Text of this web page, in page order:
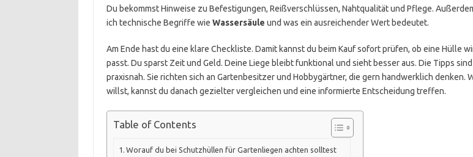
Du bekommst Hinweise zu Befestigungen, Reißverschlüssen, Nahtqualität und Pflege.
ich technische Begriffe wie Wassersäule und was ein ausreichender Wert bedeutet.
Am Ende hast du eine klare Checkliste. Damit kannst du beim Kauf sofort prüfen, ob eine Hülle
passt. Du sparst Zeit und Geld. Deine Liege bleibt funktional und sieht besser aus. Die Tipps sind
praxisnah. Sie richten sich an Gartenbesitzer und Hobbygärtner, die gern handwerklich denken.
willst, kannst du danach gezielter vergleichen und eine informierte Entscheidung treffen.
Table of Contents
Worauf du bei Schutzhüllen für Gartenliegen achten solltest